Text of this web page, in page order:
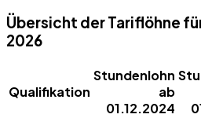
Übersicht der Tariflöhne
2026
Qualifikation
Stundenlohn
ab
01.12.2024